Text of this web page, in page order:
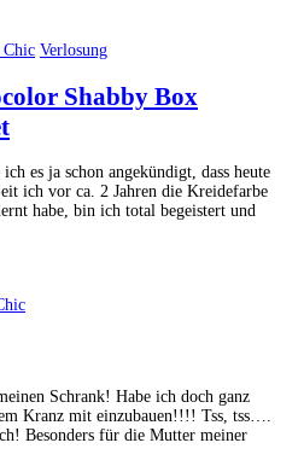
Chic Verlosung
Shabby Box
es ja schon angekündigt, dass heute
ich vor ca. 2 Jahren die Kreidefarbe
habe, bin ich total begeistert und
Schrank! Habe ich doch ganz
Kranz mit einzubauen!!!! Tss, tss….
Besonders für die Mutter meiner